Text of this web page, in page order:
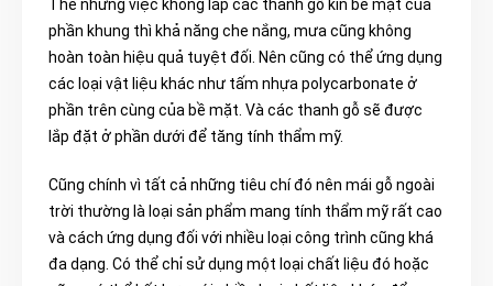
Thế nhưng việc không lắp các thanh gỗ kín bề mặt của
phần khung thì khả năng che nắng, mưa cũng không
hoàn toàn hiệu quả tuyệt đối. Nên cũng có thể ứng dụng
các loại vật liệu khác như tấm nhựa polycarbonate ở
phần trên cùng của bề mặt. Và các thanh gỗ sẽ được
lắp đặt ở phần dưới để tăng tính thẩm mỹ.
Cũng chính vì tất cả những tiêu chí đó nên mái gỗ ngoài
trời thường l à loại sản phẩm mang tính thẩm mỹ rất cao
và cách ứng dụng đối với nhiều loại công trình cũng khá
đa dạng. Có thể chỉ sử dụng một loại chất liệu đó hoặc